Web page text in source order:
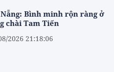
Bình minh rộn ràng ở
chài Tam Tiến
2026 21:18:06